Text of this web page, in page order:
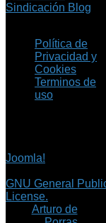
Sindicación Blog
Política de
Privacidad y
Cookies
Terminos de
uso
Joomla!
GNU General
License.
Arturo de